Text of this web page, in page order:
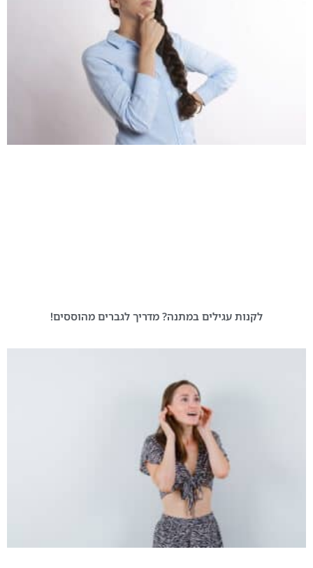
לקנות עגילים במתנה? מדריך לגברים מהוססים!